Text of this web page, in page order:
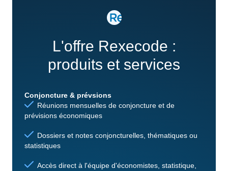
L'offre Rexecode :
produits et services
Conjoncture & prévsions
Réunions mensuelles de conjoncture et de
prévisions économiques
Dossiers et notes conjoncturelles, thématiques ou
statistiques
Accès direct à l'équipe d'économistes, statistique,